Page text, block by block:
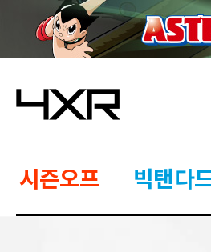
시즌오프 빅탠다